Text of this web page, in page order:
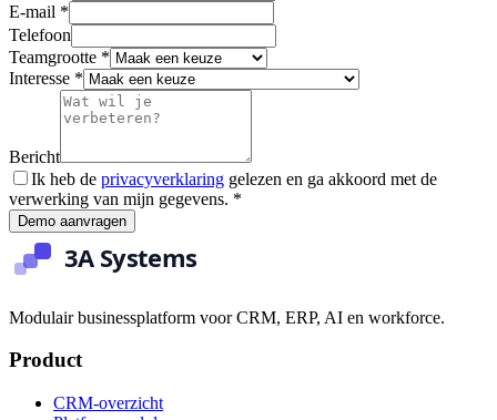
E-mail *
Telefoon
Teamgrootte *
Interesse *
Bericht
Ik heb de privacyverklaring gelezen en ga akkoord met de
verwerking van mijn gegevens. *
Demo aanvragen
Modulair businessplatform voor CRM, ERP, AI en workforce.
Product
CRM-overzicht